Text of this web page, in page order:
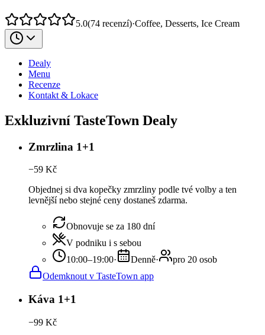
5.0(74 recenzí)·Coffee, Desserts, Ice Cream
Dealy
Menu
Recenze
Kontakt & Lokace
Exkluzivní TasteTown Dealy
Zmrzlina 1+1
−59 Kč
Objednej si dva kopečky zmrzliny podle tvé volby a ten
levnější nebo stejné ceny dostaneš zdarma.
Obnovuje se za 180 dní
V podniku i s sebou
10:00–19:00· Denně·
pro 20 osob
Odemknout v TasteTown app
Káva 1+1
−99 Kč